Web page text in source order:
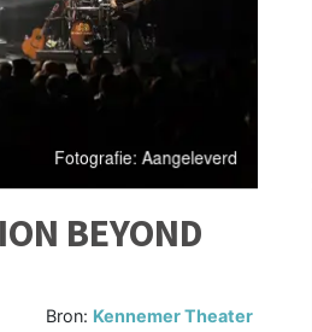
BEYOND
Bron: Kennemer Theater